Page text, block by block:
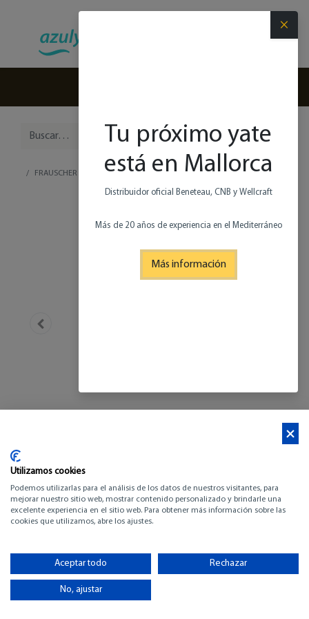
FRAUSCHER 1414 DEMON AIR
FRAUSCHER 1414
DEMON AIR
-
×
Tu próximo yate
está en Mallorca
Distribuidor oficial Beneteau, CNB y Wellcraft
Más de 20 años de experiencia en el Mediterráneo
Más información
Utilizamos cookies
Podemos utilizarlas para el análisis de los datos de nuestros visitantes, para
mejorar nuestro sitio web, mostrar contenido personalizado y brindarle una
excelente experiencia en el sitio web. Para obtener más información sobre las
cookies que utilizamos, abre los ajustes.
Aceptar todo Rechazar
No, ajustar